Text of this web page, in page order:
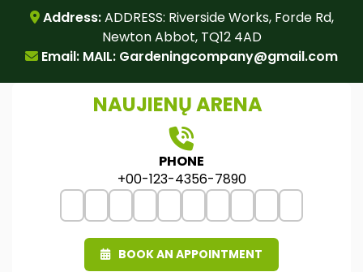
content
Address:ADDRESS: Riverside Works, Forde Rd,
Newton Abbot, TQ12 4AD
Email: MAIL: Gardeningcompany@gmail.com
NAUJIENŲ ARENA
PHONE
+00-123-4356-7890
BOOK AN APPOINTMENT